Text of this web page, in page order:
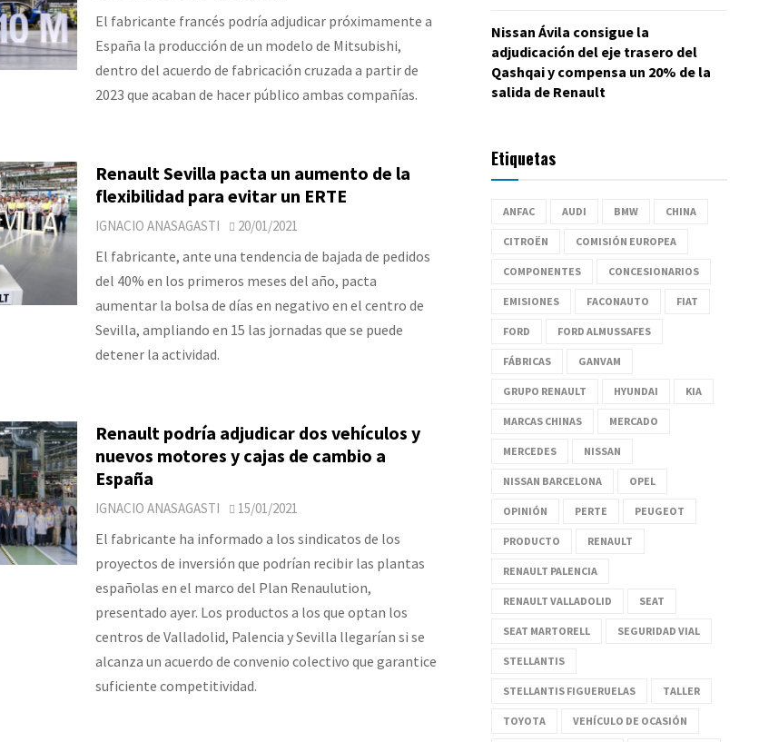
El fabricante francés podría adjudicar próximamente a
España la producción de un modelo de Mitsubishi,
dentro del acuerdo de fabricación cruzada a partir de
2023 que acaban de hacer público ambas compañías.
Renault Sevilla pacta un aumento de la
flexibilidad para evitar un ERTE
IGNACIO ANASAGASTI 20/01/2021
El fabricante, ante una tendencia de bajada de pedidos
del 40% en los primeros meses del año, pacta
aumentar la bolsa de días en negativo en el centro de
Sevilla, ampliando en 15 las jornadas que se puede
detener la actividad.
Renault podría adjudicar dos vehículos y
nuevos motores y cajas de cambio a
España
IGNACIO ANASAGASTI 15/01/2021
El fabricante ha informado a los sindicatos de los
proyectos de inversión que podrían recibir las plantas
españolas en el marco del Plan Renaulution,
presentado ayer. Los productos a los que optan los
centros de Valladolid, Palencia y Sevilla llegarían si se
alcanza un acuerdo de convenio colectivo que garantice
suficiente competitividad.
Nissan Ávila consigue la
adjudicación del eje trasero del
Qashqai y compensa un 20% de la
salida de Renault
Etiquetas
ANFAC AUDI BMW CHINA
CITROËN COMISIÓN EUROPEA
COMPONENTES CONCESIONARIOS
EMISIONES FACONAUTO FIAT
FORD FORD ALMUSSAFES
FÁBRICAS GANVAM
GRUPO RENAULT HYUNDAI KIA
MARCAS CHINAS MERCADO
MERCEDES NISSAN
NISSAN BARCELONA OPEL
OPINIÓN PERTE PEUGEOT
PRODUCTO RENAULT
RENAULT PALENCIA
RENAULT VALLADOLID SEAT
SEAT MARTORELL SEGURIDAD VIAL
STELLANTIS
STELLANTIS FIGUERUELAS TALLER
TOYOTA VEHÍCULO DE OCASIÓN